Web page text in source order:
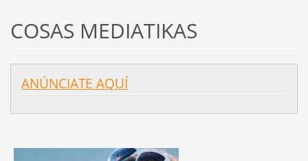
COSAS MEDIATIKAS
ANÚNCIATE AQUÍ